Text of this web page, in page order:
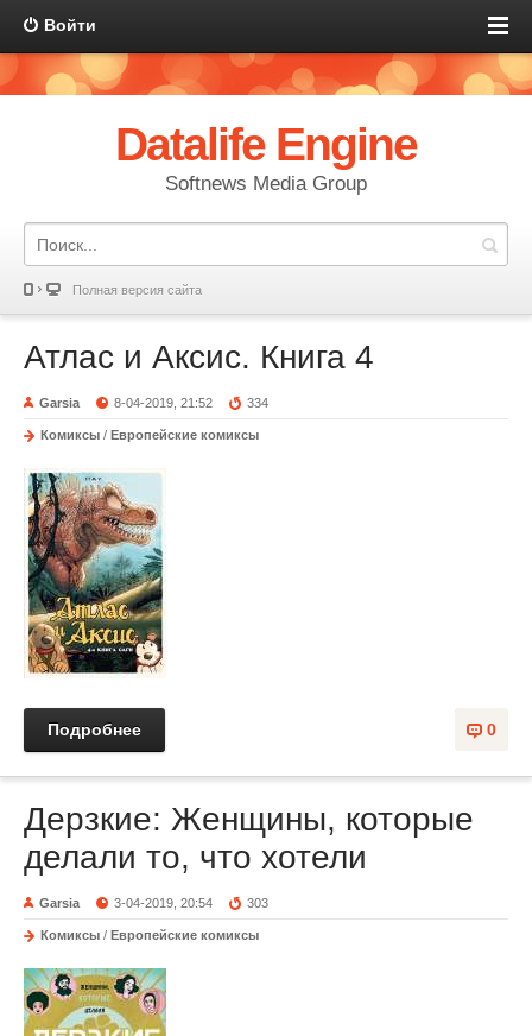
Войти
Datalife Engine
Softnews Media Group
Полная версия сайта
Атлас и Аксис. Книга 4
Garsia 8-04-2019, 21:52 334
Комиксы / Европейские комиксы
0
Подробнее
Дерзкие: Женщины, которые
делали то, что хотели
Garsia 3-04-2019, 20:54 303
Комиксы / Европейские комиксы